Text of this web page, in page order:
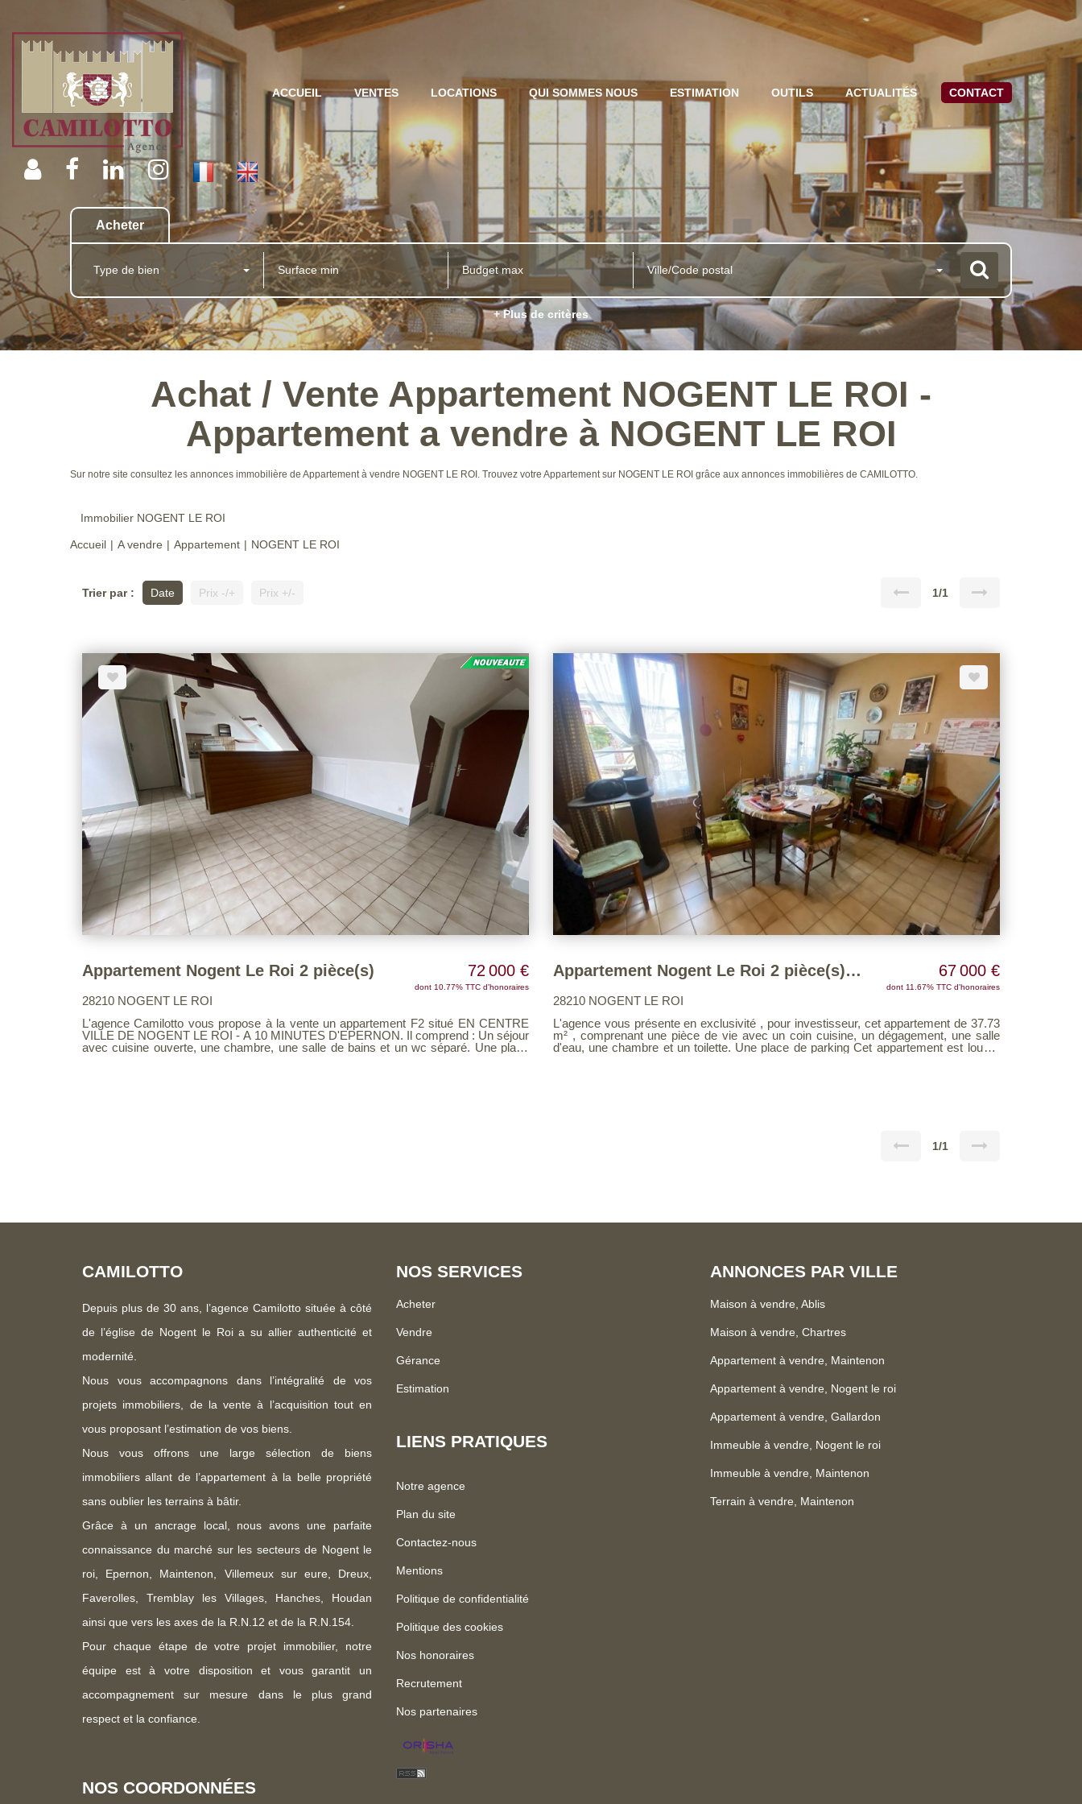
ACCUEIL VENTES LOCATIONS QUI SOMMES NOUS ESTIMATION OUTILS ACTUALITÉS CONTACT
Acheter
Type de bien Ville/Code postal
+ Plus de critères
Achat / Vente Appartement NOGENT LE ROI -
Appartement a vendre à NOGENT LE ROI
Sur notre site consultez les annonces immobilière de Appartement à vendre NOGENT LE ROI. Trouvez votre Appartement sur NOGENT LE ROI grâce aux annonces immobilières de CAMILOTTO.
Immobilier NOGENT LE ROI
Accueil A vendre Appartement NOGENT LE ROI
Trier par : Date Prix -/+ Prix +/- 1/1
Appartement Nogent Le Roi 2 pièce(s) 72 000 €
dont 10.77% TTC d'honoraires
28210 NOGENT LE ROI
L'agence Camilotto vous propose à la vente un appartement F2 situé EN CENTRE
VILLE DE NOGENT LE ROI - A 10 MINUTES D'EPERNON. Il comprend : Un séjour
avec cuisine ouverte, une chambre, une salle de bains et un wc séparé. Une place
Appartement Nogent Le Roi 2 pièce(s) 35 m2 67 000 €
dont 11.67% TTC d'honoraires
28210 NOGENT LE ROI
L'agence vous présente en exclusivité , pour investisseur, cet appartement de 37.73
m² , comprenant une pièce de vie avec un coin cuisine, un dégagement, une salle
d'eau, une chambre et un toilette. Une place de parking Cet appartement est loué 4
1/1
CAMILOTTO
Depuis plus de 30 ans, l’agence Camilotto située à côté
de l’église de Nogent le Roi a su allier authenticité et
modernité.
Nous vous accompagnons dans l’intégralité de vos
projets immobiliers, de la vente à l’acquisition tout en
vous proposant l’estimation de vos biens.
Nous vous offrons une large sélection de biens
immobiliers allant de l’appartement à la belle propriété
sans oublier les terrains à bâtir.
Grâce à un ancrage local, nous avons une parfaite
connaissance du marché sur les secteurs de Nogent le
roi, Epernon, Maintenon, Villemeux sur eure, Dreux,
Faverolles, Tremblay les Villages, Hanches, Houdan
ainsi que vers les axes de la R.N.12 et de la R.N.154.
Pour chaque étape de votre projet immobilier, notre
équipe est à votre disposition et vous garantit un
accompagnement sur mesure dans le plus grand
respect et la confiance.
NOS COORDONNÉES
NOS SERVICES
Acheter
Vendre
Gérance
Estimation
LIENS PRATIQUES
Notre agence
Plan du site
Contactez-nous
Mentions
Politique de confidentialité
Politique des cookies
Nos honoraires
Recrutement
Nos partenaires
ANNONCES PAR VILLE
Maison à vendre, Ablis
Maison à vendre, Chartres
Appartement à vendre, Maintenon
Appartement à vendre, Nogent le roi
Appartement à vendre, Gallardon
Immeuble à vendre, Nogent le roi
Immeuble à vendre, Maintenon
Terrain à vendre, Maintenon